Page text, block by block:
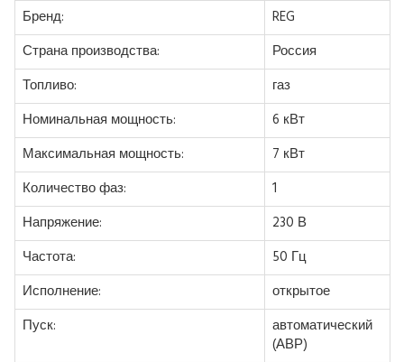
Бренд:
REG
Страна производства:
Россия
Топливо:
газ
Номинальная мощность:
6 кВт
Максимальная мощность:
7 кВт
Количество фаз:
1
Напряжение:
230 В
Частота:
50 Гц
Исполнение:
открытое
Пуск:
автоматический
(АВР)